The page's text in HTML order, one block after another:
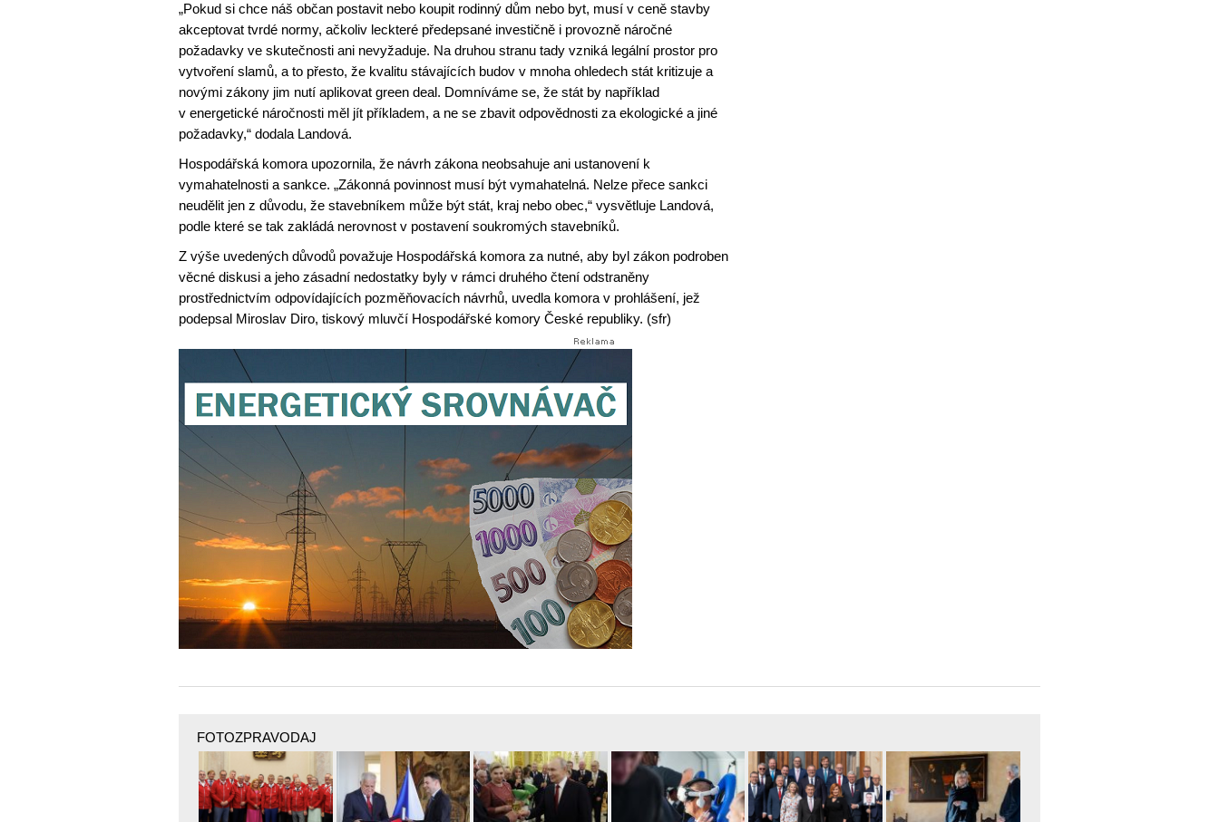
„Pokud si chce náš občan postavit nebo koupit rodinný dům nebo byt, musí v ceně stavby
akceptovat tvrdé normy, ačkoliv leckteré předepsané investičně i provozně náročné
požadavky ve skutečnosti ani nevyžaduje. Na druhou stranu tady vzniká legální prostor pro
vytvoření slamů, a to přesto, že kvalitu stávajících budov v mnoha ohledech stát kritizuje a
novými zákony jim nutí aplikovat green deal. Domníváme se, že stát by například
v energetické náročnosti měl jít příkladem, a ne se zbavit odpovědnosti za ekologické a jiné
požadavky,“ dodala Landová.
Hospodářská komora upozornila, že návrh zákona neobsahuje ani ustanovení k
vymahatelnosti a sankce. „Zákonná povinnost musí být vymahatelná. Nelze přece sankci
neudělit jen z důvodu, že stavebníkem může být stát, kraj nebo obec,“ vysvětluje Landová,
podle které se tak zakládá nerovnost v postavení soukromých stavebníků.
Z výše uvedených důvodů považuje Hospodářská komora za nutné, aby byl zákon podroben
věcné diskusi a jeho zásadní nedostatky byly v rámci druhého čtení odstraněny
prostřednictvím odpovídajících pozměňovacích návrhů, uvedla komora v prohlášení, jež
podepsal Miroslav Diro, tiskový mluvčí Hospodářské komory České republiky. (sfr)
FOTOZPRAVODAJ